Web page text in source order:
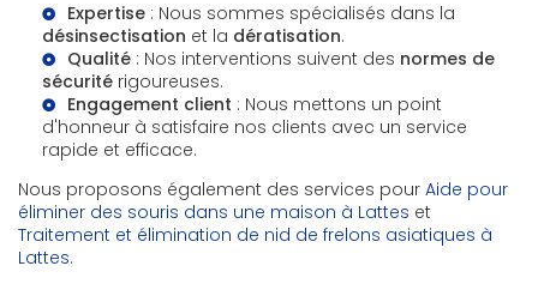
Expertise : Nous sommes spécialisés dans la
désinsectisation et la dératisation.
Qualité : Nos interventions suivent des normes de
sécurité rigoureuses.
Engagement client : Nous mettons un point
d'honneur à satisfaire nos clients avec un service
rapide et efficace.
Nous proposons également des services pour Aide pour
éliminer des souris dans une maison à Lattes et
Traitement et élimination de nid de frelons asiatiques à
Lattes.